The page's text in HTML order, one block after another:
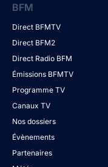
BFM
Direct BFMTV
Direct BFM2
Direct Radio BFM
Émissions BFMTV
Programme TV
Canaux TV
Nos dossiers
Évènements
Partenaires